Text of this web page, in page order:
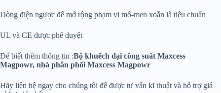
Dòng điện ngược để mở rộng phạm vi mô-men xoắn là tiêu chuẩn
UL và CE được phê duyệt
Để biết thêm thông tin :Bộ khuếch đại công suất Maxcess
Magpowr, nhà phân phối Maxcess Magpowr
Hãy liên hệ ngay cho chúng tôi để được tư vấn kĩ thuật và hỗ trợ giá